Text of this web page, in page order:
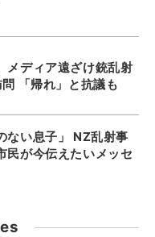
メディア遠ざけ銃乱射
「帰れ」と抗議も
ない息子」 NZ乱射事
民が今伝えたいメッセ